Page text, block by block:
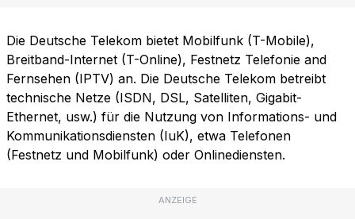
Die Deutsche Telekom bietet Mobilfunk (T-Mobile),
Breitband-Internet (T-Online), Festnetz Telefonie and
Fernsehen (IPTV) an. Die Deutsche Telekom betreibt
technische Netze (ISDN, DSL, Satelliten, Gigabit-
Ethernet, usw.) für die Nutzung von Informations- und
Kommunikationsdiensten (IuK), etwa Telefonen
(Festnetz und Mobilfunk) oder Onlinediensten.
ANZEIGE